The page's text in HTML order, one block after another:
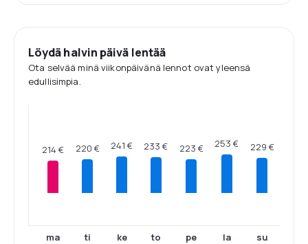
Löydä halvin päivä lentää
Ota selvää minä viikonpäivänä lennot ovat yleensä
edullisimpia.
214 €
ma
220 €
ti
241 €
ke
233 €
to
223 €
pe
253 €
la
229 €
su